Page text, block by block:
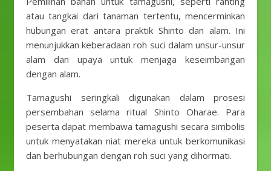
atau tangkai dari tanaman tertentu, mencerminkan
hubungan erat antara praktik Shinto dan alam. Ini
menunjukkan keberadaan roh suci dalam unsur-unsur
alam dan upaya untuk menjaga keseimbangan
dengan alam.
Tamagushi seringkali digunakan dalam prosesi
persembahan selama ritual Shinto Oharae. Para
peserta dapat membawa tamagushi secara simbolis
untuk menyatakan niat mereka untuk berkomunikasi
dan berhubungan dengan roh suci yang dihormati.